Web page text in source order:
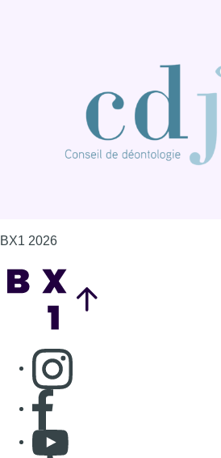
BX1 2026
Consulter page Instagram
Consulter page Facebook
Consulter Youtube